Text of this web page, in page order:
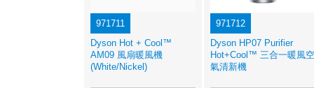
971711
Dyson Hot + Cool™
AM09 風扇暖風機
(White/Nickel)
971712
Dyson HP07 Purifier
Hot+Cool™ 三合一暖風空
氣清新機